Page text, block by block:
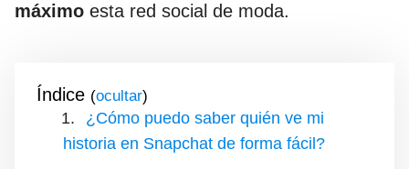
máximo esta red social de moda.
Índice ( )
¿Cómo puedo saber quién ve mi
historia en Snapchat de forma fácil?